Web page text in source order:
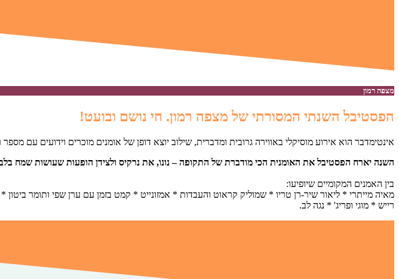
מצפה רמון
הפסטיבל השנתי המסורתי של מצפה רמון. חי נושם ובועט!
אינטימדבר הוא אירוע מוסיקלי באווירה גרובית ומדברית, שילוב יוצא דופן של אומנים מוכרים וידועים עם
השנה יארח הפסטיבל את האומנית הכי מודברת של התקופה – נונו, את נרקיס ולצידן הופעות שעושות שמח
בין האמנים המקומיים שיופיעו:
רייש * מוגי ופריג' * נגה לב.